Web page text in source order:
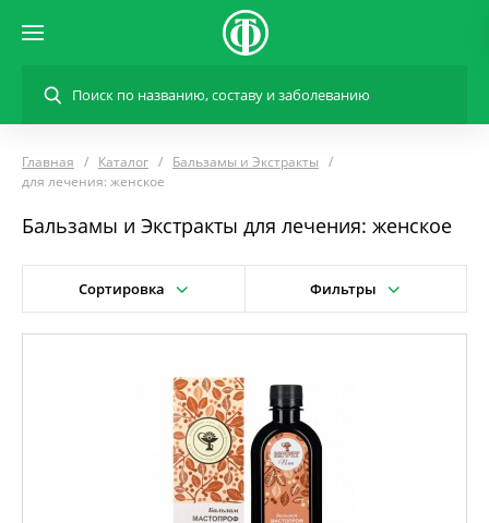
Главная Каталог
Бальзамы и Экстракты
для лечения: женское
Бальзамы и Экстракты для лечения: женское
Сортировка Фильтры